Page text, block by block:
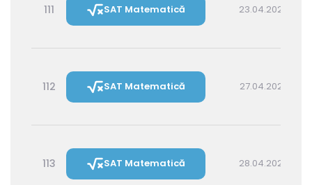
111 SAT Matematică 23.04.2027 16:00
112 SAT Matematică 27.04.2027 16:00
113 SAT Matematică 28.04.2027 14:30